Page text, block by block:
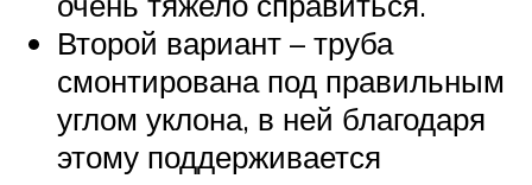
Второй вариант – труба
смонтирована под правильным
углом уклона, в ней благодаря
этому поддерживается